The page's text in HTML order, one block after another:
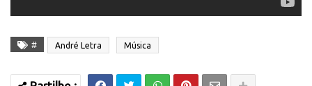
# André Letra Música